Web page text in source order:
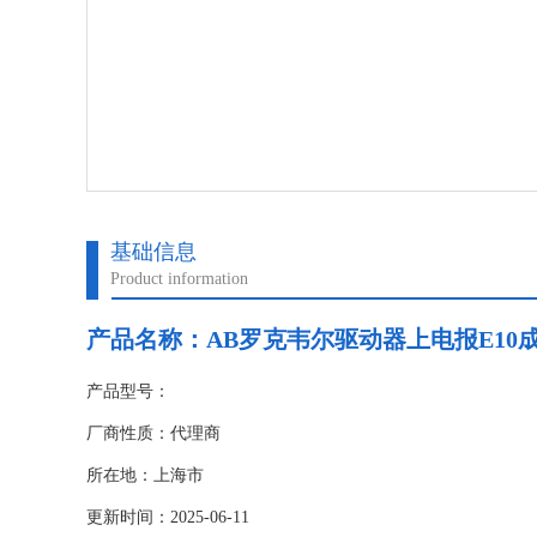
基础信息
Product information
产品名称： AB罗克韦尔驱动器上电报E10
产品型号：
厂商性质：代理商
所在地：上海市
更新时间：2025-06-11